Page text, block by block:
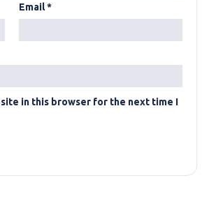
Email*
in this browser for the next time I